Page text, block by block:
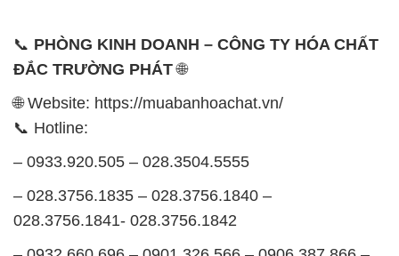
– 0932.660.696 – 0901.326.566 – 0906.387.866 –
0902.765.866
📧 Email: hoachat@dactruongphat.vn
GIỜ LÀM VIỆC TẠI CÔNG TY HÓA CHẤT ĐẮC
TRƯỜNG PHÁT
Thời gian làm việctại Hóa Chất Đắc Trường Phát
được tổ chức như sau:
Thứ 2 đến thứ 6: Buổi sáng: từ 8h đến 11h – Buổi